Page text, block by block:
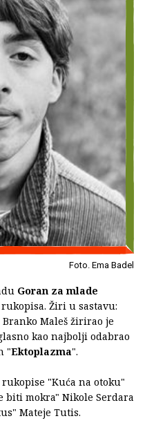
Foto. Ema Badel
Goran za mlade
Žiri u sastavu:
Maleš žirirao je
kao najbolji odabrao
"Ektoplazma".
"Kuća na otoku"
biti mokra" Nikole Serdara
Mateje Tutis.